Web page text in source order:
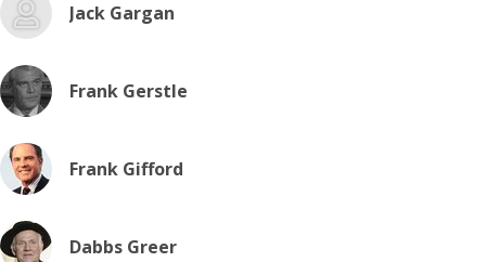
Jack Gargan
Frank Gerstle
Frank Gifford
Dabbs Greer